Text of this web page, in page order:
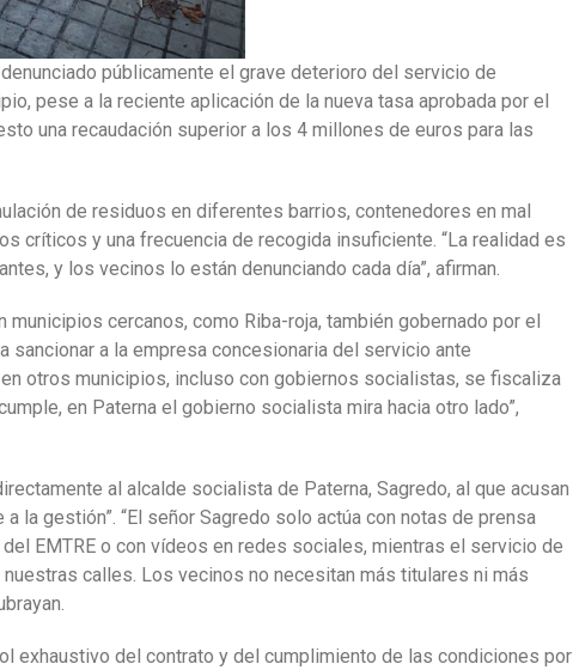
públicamente el grave deterioro del servicio de
pese a la reciente aplicación de la nueva tasa aprobada por el
una recaudación superior a los 4 millones de euros para las
de residuos en diferentes barrios, contenedores en mal
críticos y una frecuencia de recogida insuficiente. “La realidad es
y los vecinos lo están denunciando cada día”, afirman.
municipios cercanos, como Riba-roja, también gobernado por el
sancionar a la empresa concesionaria del servicio ante
otros municipios, incluso con gobiernos socialistas, se fiscaliza
en Paterna el gobierno socialista mira hacia otro lado”,
al alcalde socialista de Paterna, Sagredo, al que acusan
la gestión”. “El señor Sagredo solo actúa con notas de prensa
EMTRE o con vídeos en redes sociales, mientras el servicio de
calles. Los vecinos no necesitan más titulares ni más
exhaustivo del contrato y del cumplimiento de las condiciones por